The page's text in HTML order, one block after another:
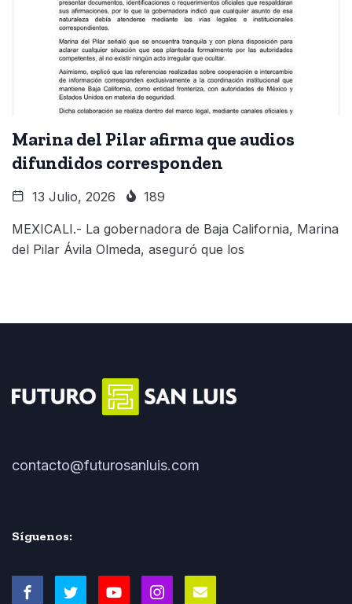
Marina del Pilar afirma que audios
difundidos corresponden
13 Julio, 2026 189
MEXICALI.- La gobernadora de Baja California, Marina
del Pilar Ávila Olmeda, aseguró que los
contacto@futurosanluis.com
Síguenos: